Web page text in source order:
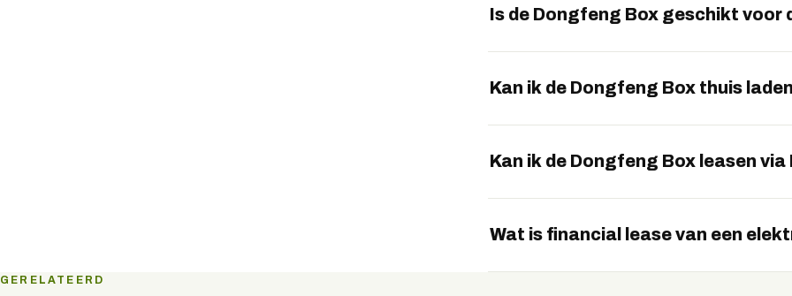
langste actieradius.
Is de Dongfeng Box geschikt voor
geschikt voor stadsritten en woon-
Kan ik de Dongfeng Box thuis
Kan ik de Dongfeng Box leasen via
advies en de scherpste voorwaarden. Vraag
Wat is financial lease van een
GERELATEERD